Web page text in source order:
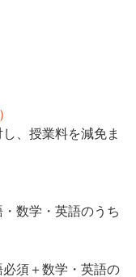
、授業料を減免ま
数学・英語のうち
須＋数学・英語の